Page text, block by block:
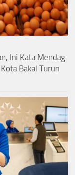
Ini Kata Mendag
Bakal Turun